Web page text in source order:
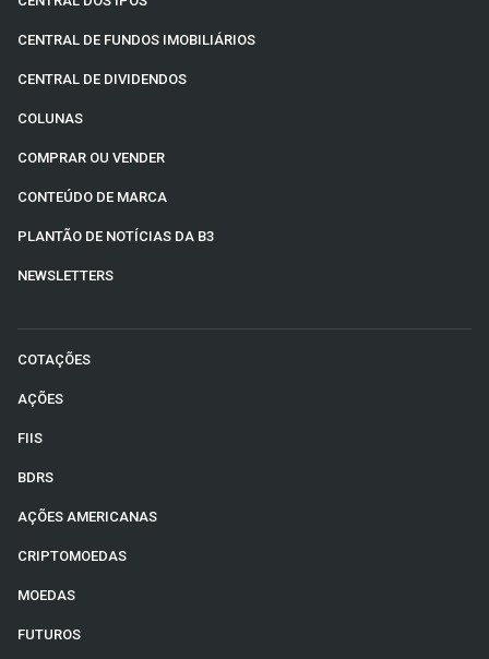
CENTRAL DE FUNDOS IMOBILIÁRIOS
CENTRAL DE DIVIDENDOS
COLUNAS
COMPRAR OU VENDER
CONTEÚDO DE MARCA
PLANTÃO DE NOTÍCIAS DA B3
NEWSLETTERS
COTAÇÕES
AÇÕES
FIIS
BDRS
AÇÕES AMERICANAS
CRIPTOMOEDAS
MOEDAS
FUTUROS